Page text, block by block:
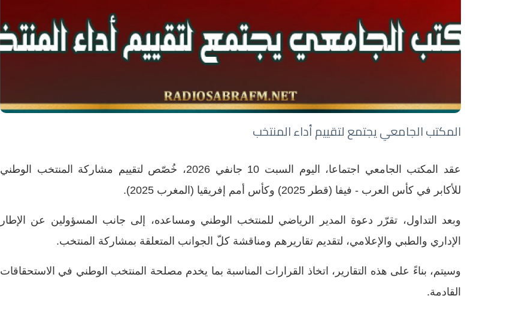
المكتب الجامعي يجتمع لتقييم أداء المنتخب
عقد المكتب الجامعي اجتماعا، اليوم السبت 10 جانفي 2026، خُصّص لتقييم مشاركة المنتخب الوطني
للأكابر في كأس العرب - فيفا (قطر 2025) وكأس أمم إفريقيا (المغرب 2025).
وبعد التداول، تقرّر دعوة المدير الرياضي للمنتخب الوطني ومساعده، إلى جانب المسؤولين عن الإطار
الإداري والطبي والإعلامي، لتقديم تقاريرهم ومناقشة كلّ الجوانب المتعلقة بمشاركة المنتخب.
وسيتم، بناءً على هذه التقارير، اتخاذ القرارات المناسبة بما يخدم مصلحة المنتخب الوطني في الاستحقاقات
القادمة.